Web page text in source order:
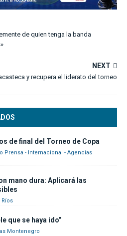
de quien tenga la banda
NEXT
y recupera el liderato del torneo
de final del Torneo de Copa
Prensa - Internacional - Agencias
mano dura: Aplicará las
Ríos
que se haya ido”
Montenegro